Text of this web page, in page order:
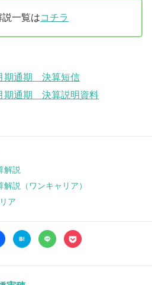
一覧はコチラ
期通期 決算短信
期通期 決算説明資料
解説
解説（ワンキャリア）
ア